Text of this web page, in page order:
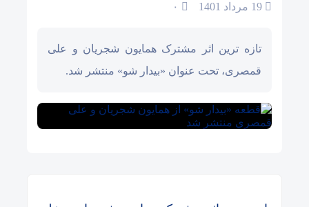
۰
تازه ترین اثر مشترک همایون شجریان و علی
قمصری، تحت عنوان «بیدار شو» منتشر شد.